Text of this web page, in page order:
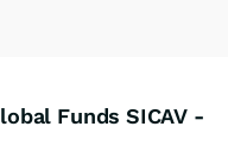
Funds SICAV -